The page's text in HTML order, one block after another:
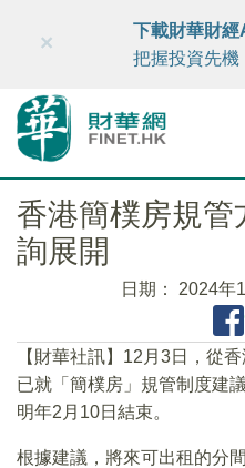
財華智庫網 FINTV
×
下載財華財經
把握投資先機
香港簡樸房規管
詢展開
日期： 2024年
【財華社訊】12月3日，從
已就「簡樸房」規管制度建
明年2月10日結束。
根據建議，將來可出租的分